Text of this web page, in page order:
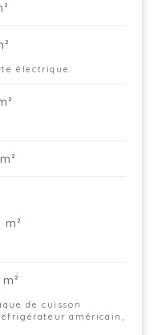
électrique.
m²
de cuisson
américain,